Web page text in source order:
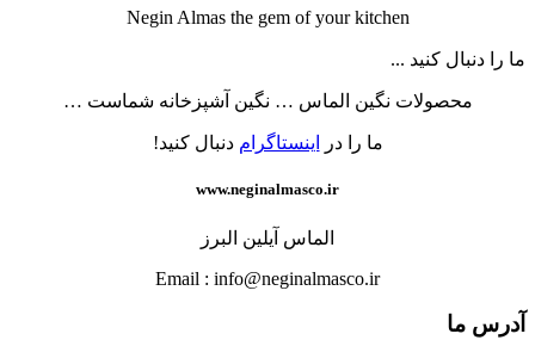
Negin Almas the gem of your kitchen
ما را دنبال کنید ...
محصولات نگین الماس … نگین آشپزخانه شماست …
ما را در اینستاگرام دنبال کنید!
www.neginalmasco.ir
الماس آیلین البرز
Email : info@neginalmasco.ir
آدرس ما